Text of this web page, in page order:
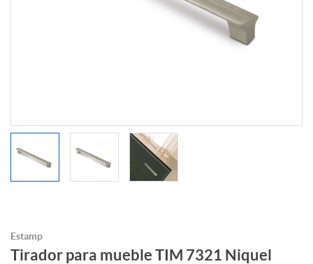
Estamp
Tirador para mueble TIM 7321 Niquel